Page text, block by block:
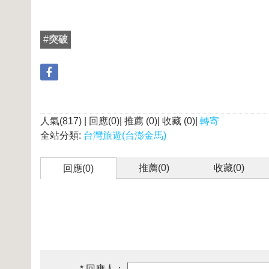
#突破
人氣(817) | 回應(0)| 推薦 (0)| 收藏 (0)| 轉寄
全站分類: 台灣旅遊(台澎金馬)
回應(0) 推薦(0) 收藏(0)